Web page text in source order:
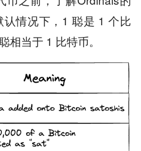
情况下，1 聪是 1 个比
相当于 1 比特币。